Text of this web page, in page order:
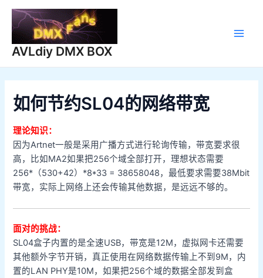
AVLdiy DMX BOX
如何节约SL04的网络带宽
理论知识：
因为Artnet一般是采用广播方式进行轮询传输，带宽要求很
高，比如MA2如果把256个域全部打开，理想状态需要
256*（530+42）*8*33 = 38658048，最低要求需要38Mbit
带宽，实际上网络上还会传输其他数据，是远远不够的。
面对的挑战：
SL04盒子内置的是全速USB，带宽是12M，虚拟网卡还需要
其他额外字节开销，真正使用在网络数据传输上不到9M，内
置的LAN PHY是10M，如果把256个域的数据全部发到盒